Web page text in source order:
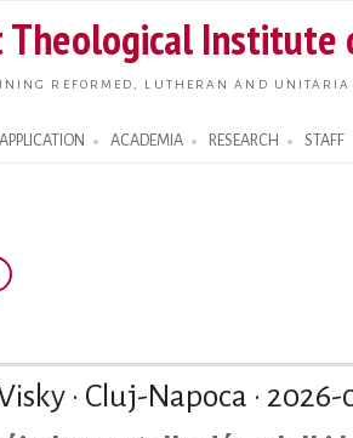
main
Institute
REFORMED, LUTHERAN AND
APPLICATION ACADEMIA RESEARCH STAFF
· Cluj-Napoca · 2026-